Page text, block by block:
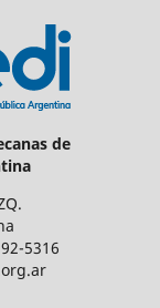
de
5316